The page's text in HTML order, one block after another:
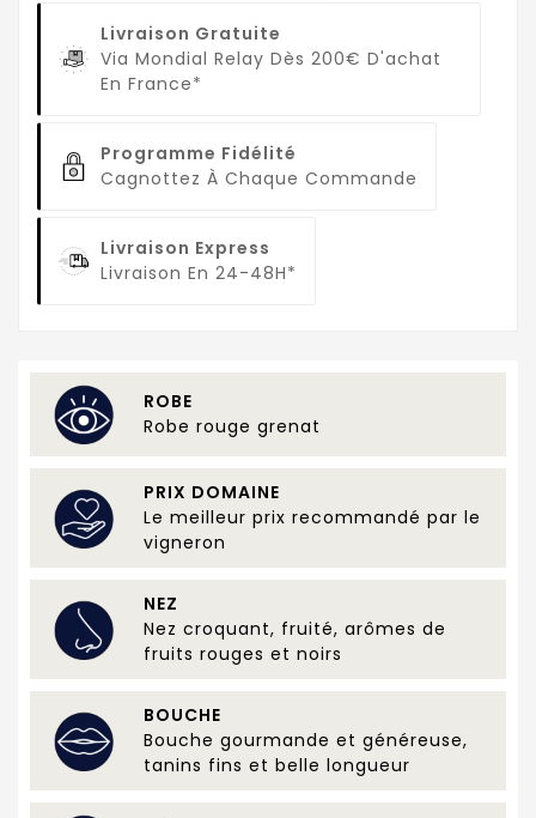
Livraison Gratuite
Via Mondial Relay Dès 200€ D'achat
En France*
Programme Fidélité
Cagnottez À Chaque Commande
Livraison Express
Livraison En 24-48H*
ROBE
Robe rouge grenat
PRIX DOMAINE
Le meilleur prix recommandé par le
vigneron
NEZ
Nez croquant, fruité, arômes de
fruits rouges et noirs
BOUCHE
Bouche gourmande et généreuse,
tanins fins et belle longueur